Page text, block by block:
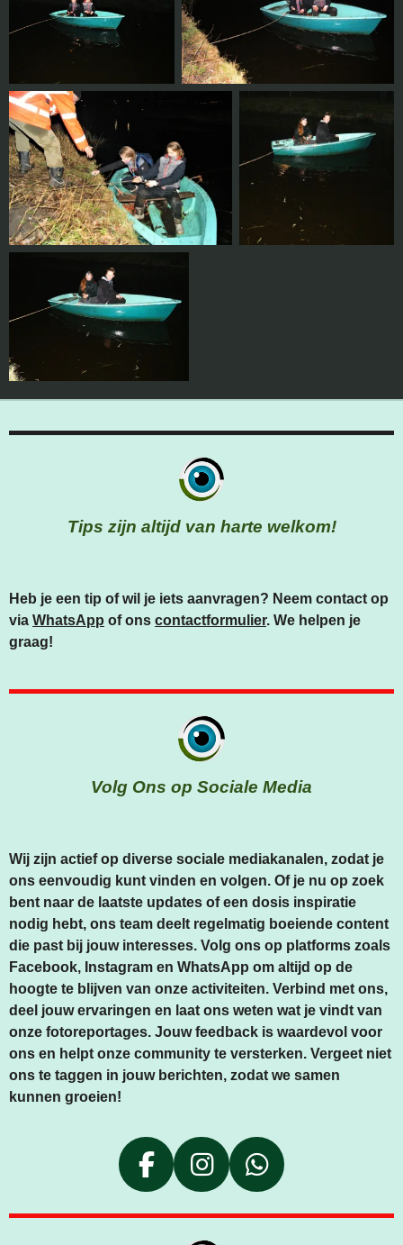
Tips zijn altijd van harte welkom!
Heb je een tip of wil je iets aanvragen? Neem contact op
via WhatsApp of ons contactformulier. We helpen je
graag!
Volg Ons op Sociale Media
Wij zijn actief op diverse sociale mediakanalen, zodat je
ons eenvoudig kunt vinden en volgen. Of je nu op zoek
bent naar de laatste updates of een dosis inspiratie
nodig hebt, ons team deelt regelmatig boeiende content
die past bij jouw interesses. Volg ons op platforms zoals
Facebook, Instagram en WhatsApp om altijd op de
hoogte te blijven van onze activiteiten. Verbind met ons,
deel jouw ervaringen en laat ons weten wat je vindt van
onze fotoreportages. Jouw feedback is waardevol voor
ons en helpt onze community te versterken. Vergeet niet
ons te taggen in jouw berichten, zodat we samen
kunnen groeien!
F
I
W